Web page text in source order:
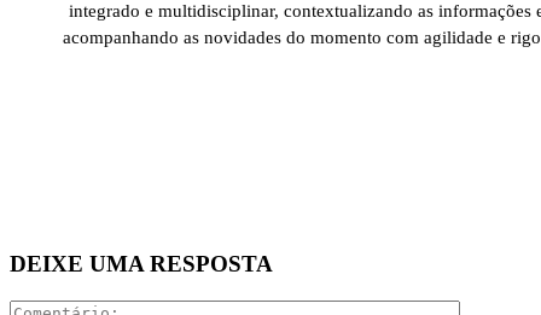
integrado e multidisciplinar, contextualizando as informações
acompanhando as novidades do momento com agilidade e
DEIXE UMA RESPOSTA